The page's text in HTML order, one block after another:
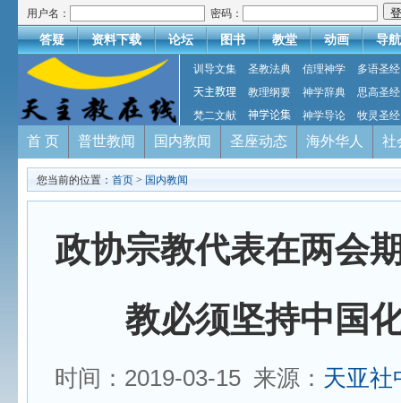
用户名： 密码：
答疑 资料下载 论坛 图书 教堂 动画 导航
训导文集 圣教法典 信理神学
多语圣经
天主教理
教理纲要 神学辞典
思高圣经
梵二文献
神学论集 神学导论 牧灵圣经
首 页 普世教闻 国内教闻 圣座动态 海外华人 社
您当前的位置： 首页 > 国内教闻
政协宗教代表在两会
教必须坚持中国
时间：2019-03-15 来源： 天亚社